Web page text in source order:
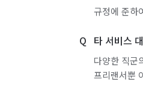
규정에 준하
타 서비스
다양한 직군
프리랜서뿐